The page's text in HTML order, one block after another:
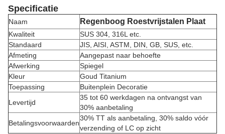
Specificatie
Naam Regenboog Roestvrijstalen Plaat
Kwaliteit
SUS 304, 316L etc.
Standaard
JIS, AISI, ASTM, DIN, GB, SUS, etc.
Afmeting
Aangepast naar behoefte
Afwerking
Spiegel
Kleur
Goud Titanium
Toepassing
Buitenplein Decoratie
Levertijd
35 tot 60 werkdagen na ontvangst van
30% aanbetaling
Betalingsvoorwaarden
30% TT als aanbetaling, 30% saldo vóór
verzending of LC op zicht